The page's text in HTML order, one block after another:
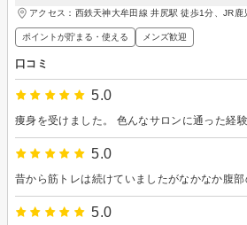
アクセス：西鉄天神大牟田線 井尻駅 徒歩1分、JR鹿
ポイントが貯まる・使える メンズ歓迎
口コミ
5.0
5.0
5.0